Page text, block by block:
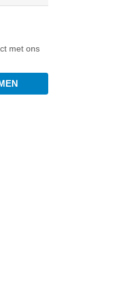
met ons